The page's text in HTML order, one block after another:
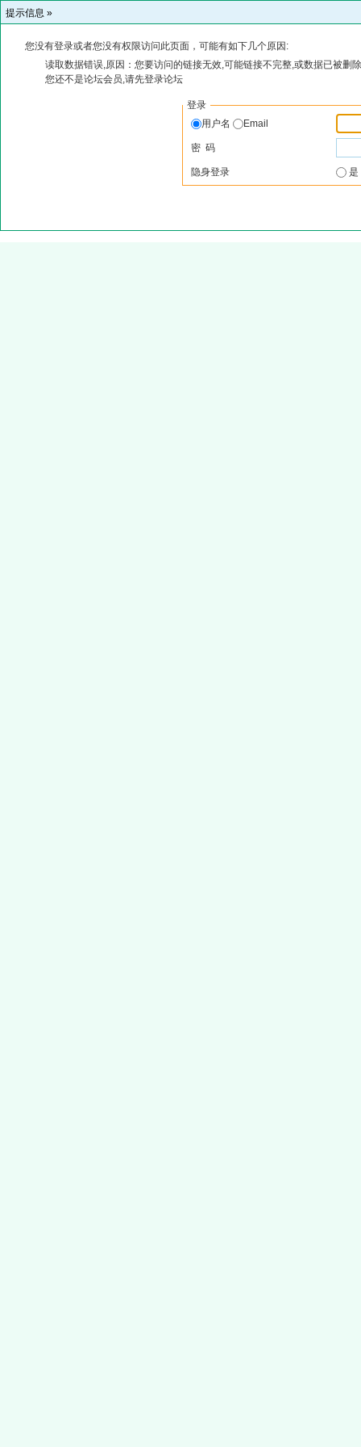
提示信息 »
您没有登录或者您没有权限访问此页面，可能有如下几个原因:
读取数据错误,原因：您要访问的链接无效,可能链接不完整,或数据已被删
您还不是论坛会员,请先登录论坛
登录
用户名
Email
密 码
隐身登录